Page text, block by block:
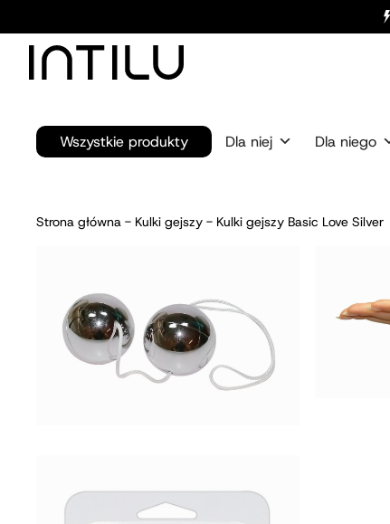
Wszystkie produkty Dla niej Dla niego
Strona główna - Kulki gejszy - Kulki gejszy Basic Love Silver